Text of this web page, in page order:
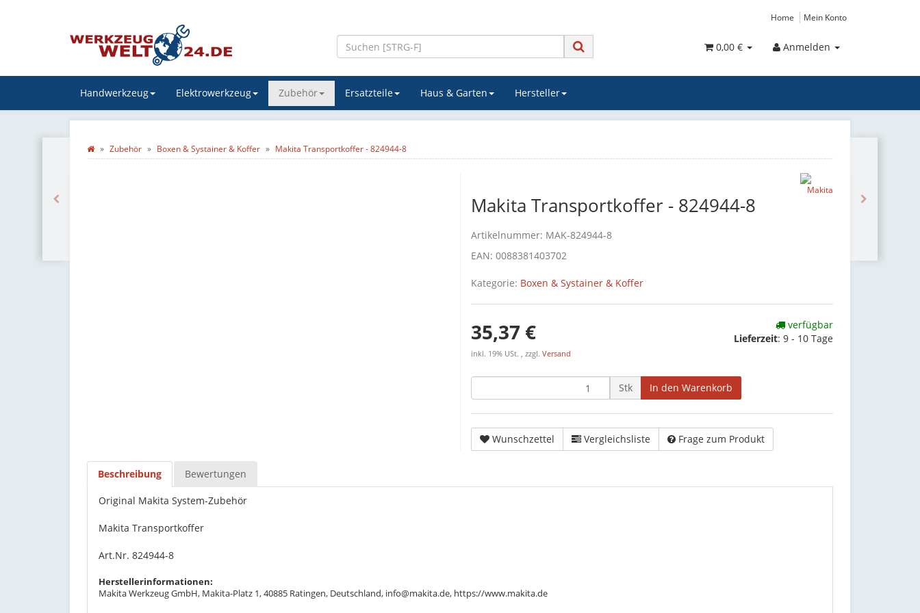
Home Mein Konto
Anmelden
0,00 €
Handwerkzeug Elektrowerkzeug Zubehör Ersatzteile Haus & Garten Hersteller
Zubehör Boxen & Systainer & Koffer Makita Transportkoffer - 824944-8
Makita Transportkoffer - 824944-8
Artikelnummer: MAK-824944-8
EAN: 0088381403702
Kategorie: Boxen & Systainer & Koffer
35,37 €
inkl. 19% USt. , zzgl. Versand
verfügbar
Lieferzeit: 9 - 10 Tage
Stk In den Warenkorb
Wunschzettel Vergleichsliste Frage zum Produkt
Beschreibung Bewertungen
Original Makita System-Zubehör
Makita Transportkoffer
Art.Nr. 824944-8
Herstellerinformationen:
Makita Werkzeug GmbH, Makita-Platz 1, 40885 Ratingen, Deutschland, info@makita.de, https://www.makita.de